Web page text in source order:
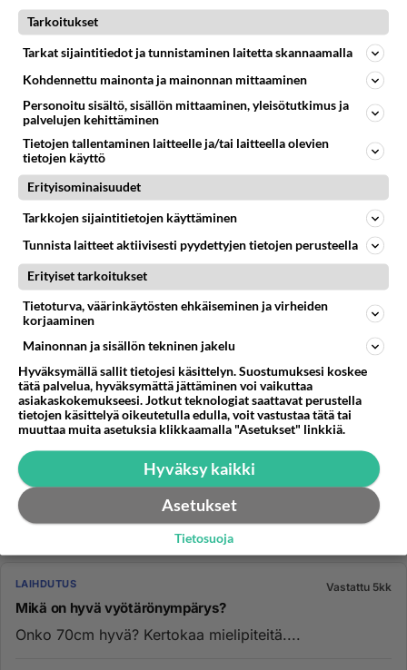
LAIHDUTUS Vastattu 5kk
Kirkastettu voi ja sen käyttökohteet
Onko teillä kokemusta kirkastetun voin käytöstä?
Huomasin että saa jo valmiina paketissa eikä tarvi
tehdä itse. On nime...
22.02.2026 12:03
LAIHDUTUS Vastattu 5kk
Mikä on hyvä vyötärönympärys?
Onko 70cm hyvä? Kertokaa mielipiteitä....
Tarkoitukset
Tarkat sijaintitiedot ja tunnistaminen laitetta skannaamalla
Kohdennettu mainonta ja mainonnan mittaaminen
Personoitu sisältö, sisällön mittaaminen, yleisötutkimus ja
palvelujen kehittäminen
Tietojen tallentaminen laitteelle ja/tai laitteella olevien
tietojen käyttö
Erityisominaisuudet
Tarkkojen sijaintitietojen käyttäminen
Tunnista laitteet aktiivisesti pyydettyjen tietojen perusteella
Erityiset tarkoitukset
Tietoturva, väärinkäytösten ehkäiseminen ja virheiden
korjaaminen
Mainonnan ja sisällön tekninen jakelu
Hyväksymällä sallit tietojesi käsittelyn. Suostumuksesi koskee
tätä palvelua, hyväksymättä jättäminen voi vaikuttaa
asiakaskokemukseesi. Jotkut teknologiat saattavat perustella
tietojen käsittelyä oikeutetulla edulla, voit vastustaa tätä tai
muuttaa muita asetuksia klikkaamalla "Asetukset" linkkiä.
Hyväksy kaikki
Asetukset
Tietosuoja